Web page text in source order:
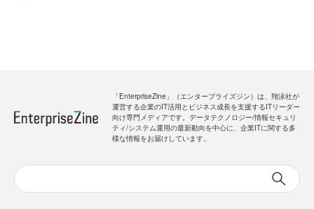
「EnterpriseZine」（エンタープライズジン）は、翔泳社が
運営する企業のIT活用とビジネス成長を支援するITリーダー
向け専門メディアです。データテクノロジー/情報セキュリ
ティ/システム運用の最新動向を中心に、企業ITに関する多
様な情報をお届けしています。